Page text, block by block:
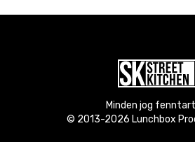
Minden jog
© 2013-2026 Lunchbox